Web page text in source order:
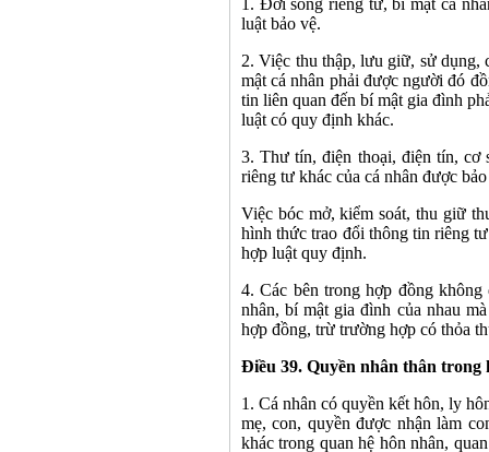
1. Đời sống riêng tư, bí mật cá
luật bảo vệ.
2. Việc thu thập, lưu giữ, sử dụng,
mật cá nhân phải được người đó
tin liên quan đến bí mật gia đình
luật có quy định khác.
3. Thư tín, điện thoại, điện tín, cơ
riêng tư khác của cá nhân được
Việc bóc mở, kiểm soát, thu giữ
hình thức trao đổi thông tin riêng
hợp luật quy định.
4. Các bên trong hợp đồng
nhân, bí mật gia đình của nhau
hợp đồng, trừ trường hợp có thỏa
Điều 39. Quyền nhân thân trong
1. Cá nhân có quyền kết hôn, ly
mẹ, con, quyền được nhận làm
khác trong quan hệ hôn nhân,